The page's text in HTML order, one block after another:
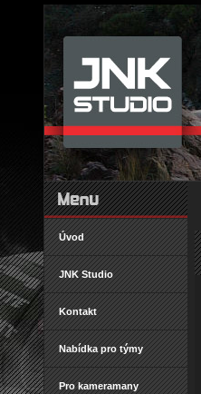
Úvod
JNK Studio
Kontakt
Nabídka pro týmy
Pro kameramany